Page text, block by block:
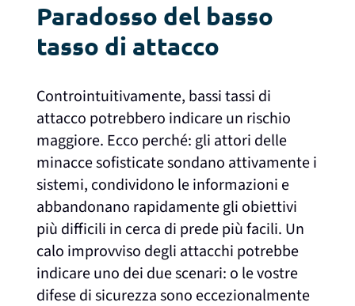
Paradosso del basso
tasso di attacco
Controintuitivamente, bassi tassi di
attacco potrebbero indicare un rischio
maggiore. Ecco perché: gli attori delle
minacce sofisticate sondano attivamente i
sistemi, condividono le informazioni e
abbandonano rapidamente gli obiettivi
più difficili in cerca di prede più facili. Un
calo improvviso degli attacchi potrebbe
indicare uno dei due scenari: o le vostre
difese di sicurezza sono eccezionalmente